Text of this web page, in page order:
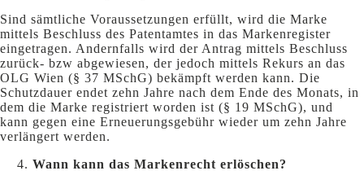
Sind sämtliche Voraussetzungen erfüllt, wird die Marke
mittels Beschluss des Patentamtes in das Markenregister
eingetragen. Andernfalls wird der Antrag mittels Beschluss
zurück- bzw abgewiesen, der jedoch mittels Rekurs an das
OLG Wien (§ 37 MSchG) bekämpft werden kann. Die
Schutzdauer endet zehn Jahre nach dem Ende des Monats, in
dem die Marke registriert worden ist (§ 19 MSchG), und
kann gegen eine Erneuerungsgebühr wieder um zehn Jahre
verlängert werden.
Wann kann das Markenrecht erlöschen?